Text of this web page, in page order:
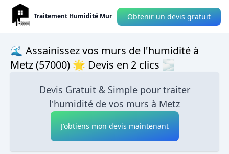
Traitement Humidité Mur Obtenir un devis gratuit
🌊 Assainissez vos murs de l'humidité à
Metz (57000) 🌟 Devis en 2 clics 🌫
Devis Gratuit & Simple pour traiter
l'humidité de vos murs à Metz
J'obtiens mon devis maintenant